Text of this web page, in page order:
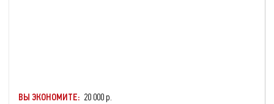
ВЫ ЭКОНОМИТЕ: 20 000 р.